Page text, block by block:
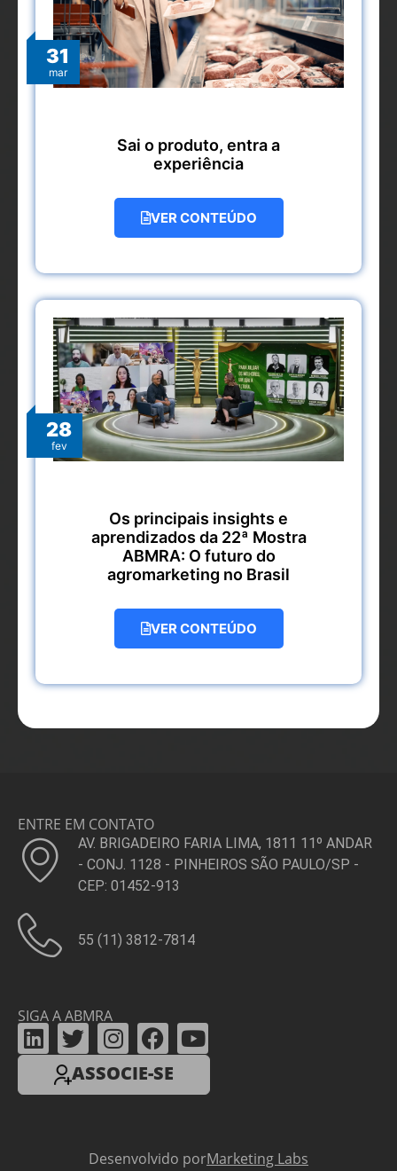
31
mar
Sai o produto, entra a
experiência
VER CONTEÚDO
28
fev
Os principais insights e
aprendizados da 22ª Mostra
ABMRA: O futuro do
agromarketing no Brasil
VER CONTEÚDO
ENTRE EM CONTATO
AV. BRIGADEIRO FARIA LIMA, 1811 11º ANDAR
- CONJ. 1128 - PINHEIROS SÃO PAULO/SP -
CEP: 01452-913
55 (11) 3812-7814
SIGA A ABMRA
ASSOCIE-SE
Desenvolvido porMarketing Labs